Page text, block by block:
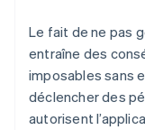
Le fait de ne pas
entraîne des
imposables sans
déclencher des
autorisent